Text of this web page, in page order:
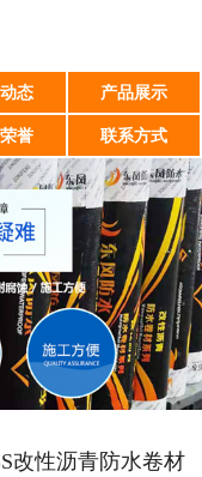
态 产品展示
誉 联系方式
改性沥青防水卷材